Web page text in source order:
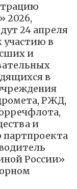
2026,
24 апреля
участию в
и
в
РЖД,
и
партпроекта
России»